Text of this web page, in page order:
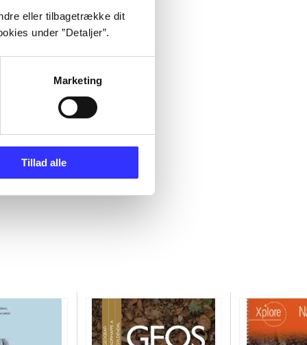
eller tilbagetrække dit
under ”Detaljer”.
Marketing
Tillad alle